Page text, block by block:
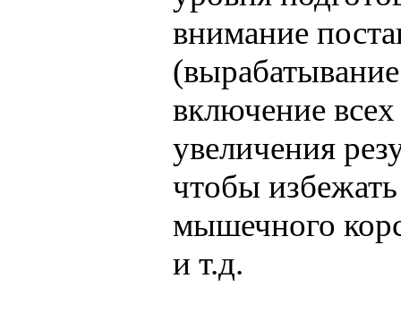
внимание
включение
увеличения
чтобы
мышечного
и т.д.